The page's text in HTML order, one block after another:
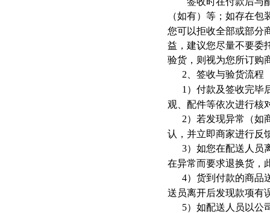
（如有）等；如存在
您可以拒收全部或部分
益，建议您尽量不要委
验货，则视为您所订购
2 、签收与验货流程
1 ）付款及签收完毕
观、配件等依次进行核
2）若发现异常（如
认，并立即商家进行反
3）如您在配送人员
在异常而要求退换货，
4）货到付款的商品
送员离开后发现款项有
5）如配送人员以公